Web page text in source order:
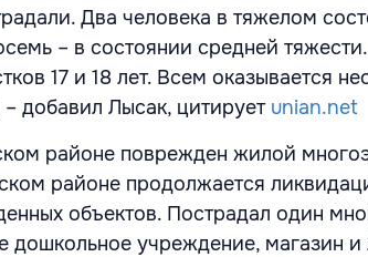
Два человека в тяжелом
– в состоянии средней
17 и 18 лет. Всем оказывается
добавил Лысак, цитирует unian.net
районе поврежден жилой
районе продолжается
объектов. Пострадал один
дошкольное учреждение, магазин и